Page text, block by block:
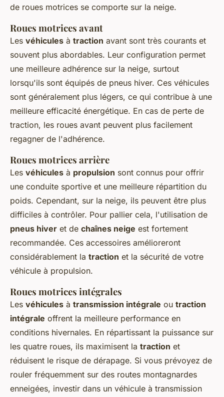
de roues motrices se comporte sur la neige.
Roues motrices avant
Les véhicules à traction avant sont très courants et
souvent plus abordables. Leur configuration permet
une meilleure adhérence sur la neige, surtout
lorsqu'ils sont équipés de pneus hiver. Ces véhicules
sont généralement plus légers, ce qui contribue à une
meilleure efficacité énergétique. En cas de perte de
traction, les roues avant peuvent plus facilement
regagner de l'adhérence.
Roues motrices arrière
Les véhicules à propulsion sont connus pour offrir
une conduite sportive et une meilleure répartition du
poids. Cependant, sur la neige, ils peuvent être plus
difficiles à contrôler. Pour pallier cela, l'utilisation de
pneus hiver et de chaînes neige est fortement
recommandée. Ces accessoires amélioreront
considérablement la traction et la sécurité de votre
véhicule à propulsion.
Roues motrices intégrales
Les véhicules à transmission intégrale ou traction
intégrale offrent la meilleure performance en
conditions hivernales. En répartissant la puissance sur
les quatre roues, ils maximisent la traction et
réduisent le risque de dérapage. Si vous prévoyez de
rouler fréquemment sur des routes montagnardes
enneigées, investir dans un véhicule à transmission